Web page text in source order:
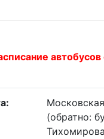
(обратно: